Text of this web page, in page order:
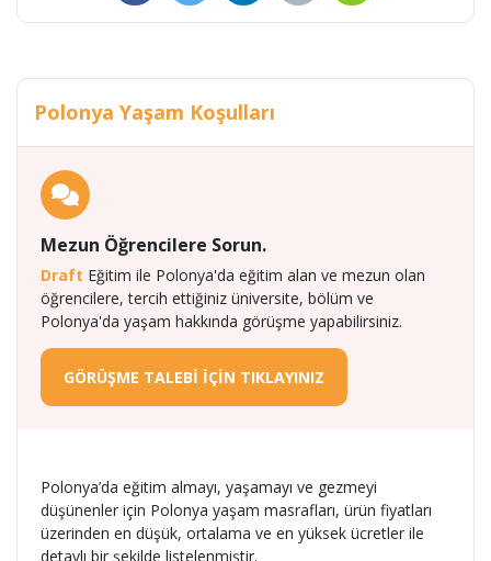
Polonya Yaşam Koşulları
Mezun Öğrencilere Sorun.
Draft Eğitim ile Polonya'da eğitim alan ve mezun olan
öğrencilere, tercih ettiğiniz üniversite, bölüm ve
Polonya'da yaşam hakkında görüşme yapabilirsiniz.
GÖRÜŞME TALEBİ İÇİN TIKLAYINIZ
Polonya’da eğitim almayı, yaşamayı ve gezmeyi
düşünenler için Polonya yaşam masrafları, ürün fiyatları
üzerinden en düşük, ortalama ve en yüksek ücretler ile
detaylı bir şekilde listelenmiştir.